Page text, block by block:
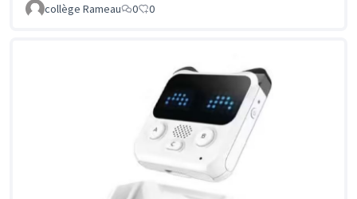
collège Rameau
0 0